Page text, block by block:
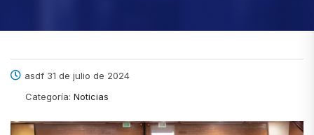
asdf 31 de julio de 2024
Categoría: Noticias